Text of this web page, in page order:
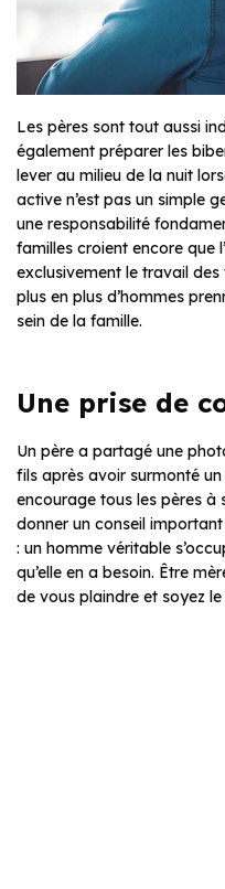
Les pères sont tout aussi
également préparer les
lever au milieu de la nuit
active n’est pas un simple
une responsabilité
familles croient encore que
exclusivement le travail
plus en plus d’hommes
sein de la famille.
Une prise de
Un père a partagé une
fils après avoir surmonté
encourage tous les pères à
donner un conseil
: un homme véritable
qu’elle en a besoin. Être
de vous plaindre et soyez le